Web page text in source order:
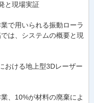
と現場実証
で用いられる振動ローラ
は、システムの概要と現
おける地上型3Dレーザー
、10%が材料の廃棄によ